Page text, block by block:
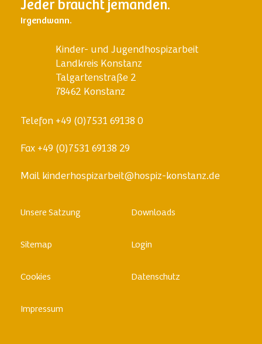
Jeder braucht jemanden.
Irgendwann.
Kinder- und Jugendhospizarbeit
Landkreis Konstanz
Talgartenstraße 2
78462 Konstanz
Telefon +49 (0)7531 69138 0
Fax +49 (0)7531 69138 29
Mail kinderhospizarbeit@hospiz-konstanz.de
to
Unsere Satzung Downloads
Sitemap Login
Cookies Datenschutz
Impressum